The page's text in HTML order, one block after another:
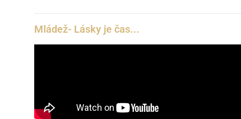
Mládež- Lásky je čas...